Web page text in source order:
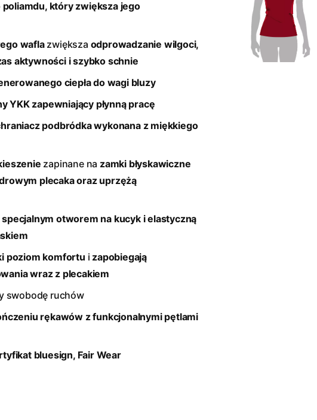
który zwiększa jego
waflazwiększa odprowadzanie wilgoci,
aktywności i szybko schnie
ciepła do wagi bluzy
YKKzapewniający płynną pracę
podbródka wykonana z miękkiego
zapinane na zamki błyskawiczne
plecaka oraz uprzężą
specjalnym otworem na kucyk i elastyczną
poziom komfortu i zapobiegają
wraz z plecakiem
swobodę ruchów
rękawów z funkcjonalnymi pętlami
bluesign, Fair Wear